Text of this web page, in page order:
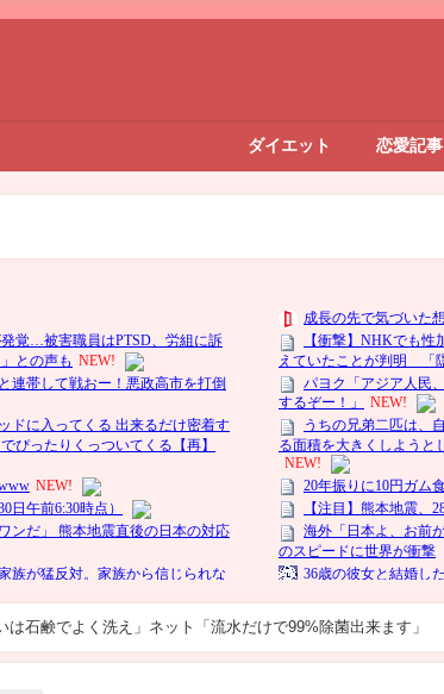
ダイエット 恋愛記事
は石鹸でよく洗え」ネット「流水だけで99%除菌出来ます」